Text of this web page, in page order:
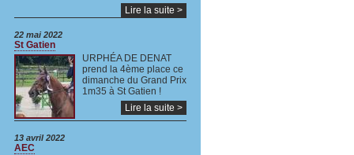
Lire la suite >
22 mai 2022
St Gatien
URPHÉA DE DENAT
prend la 4ème place ce
dimanche du Grand Prix
1m35 à St Gatien !
Lire la suite >
13 avril 2022
AEC